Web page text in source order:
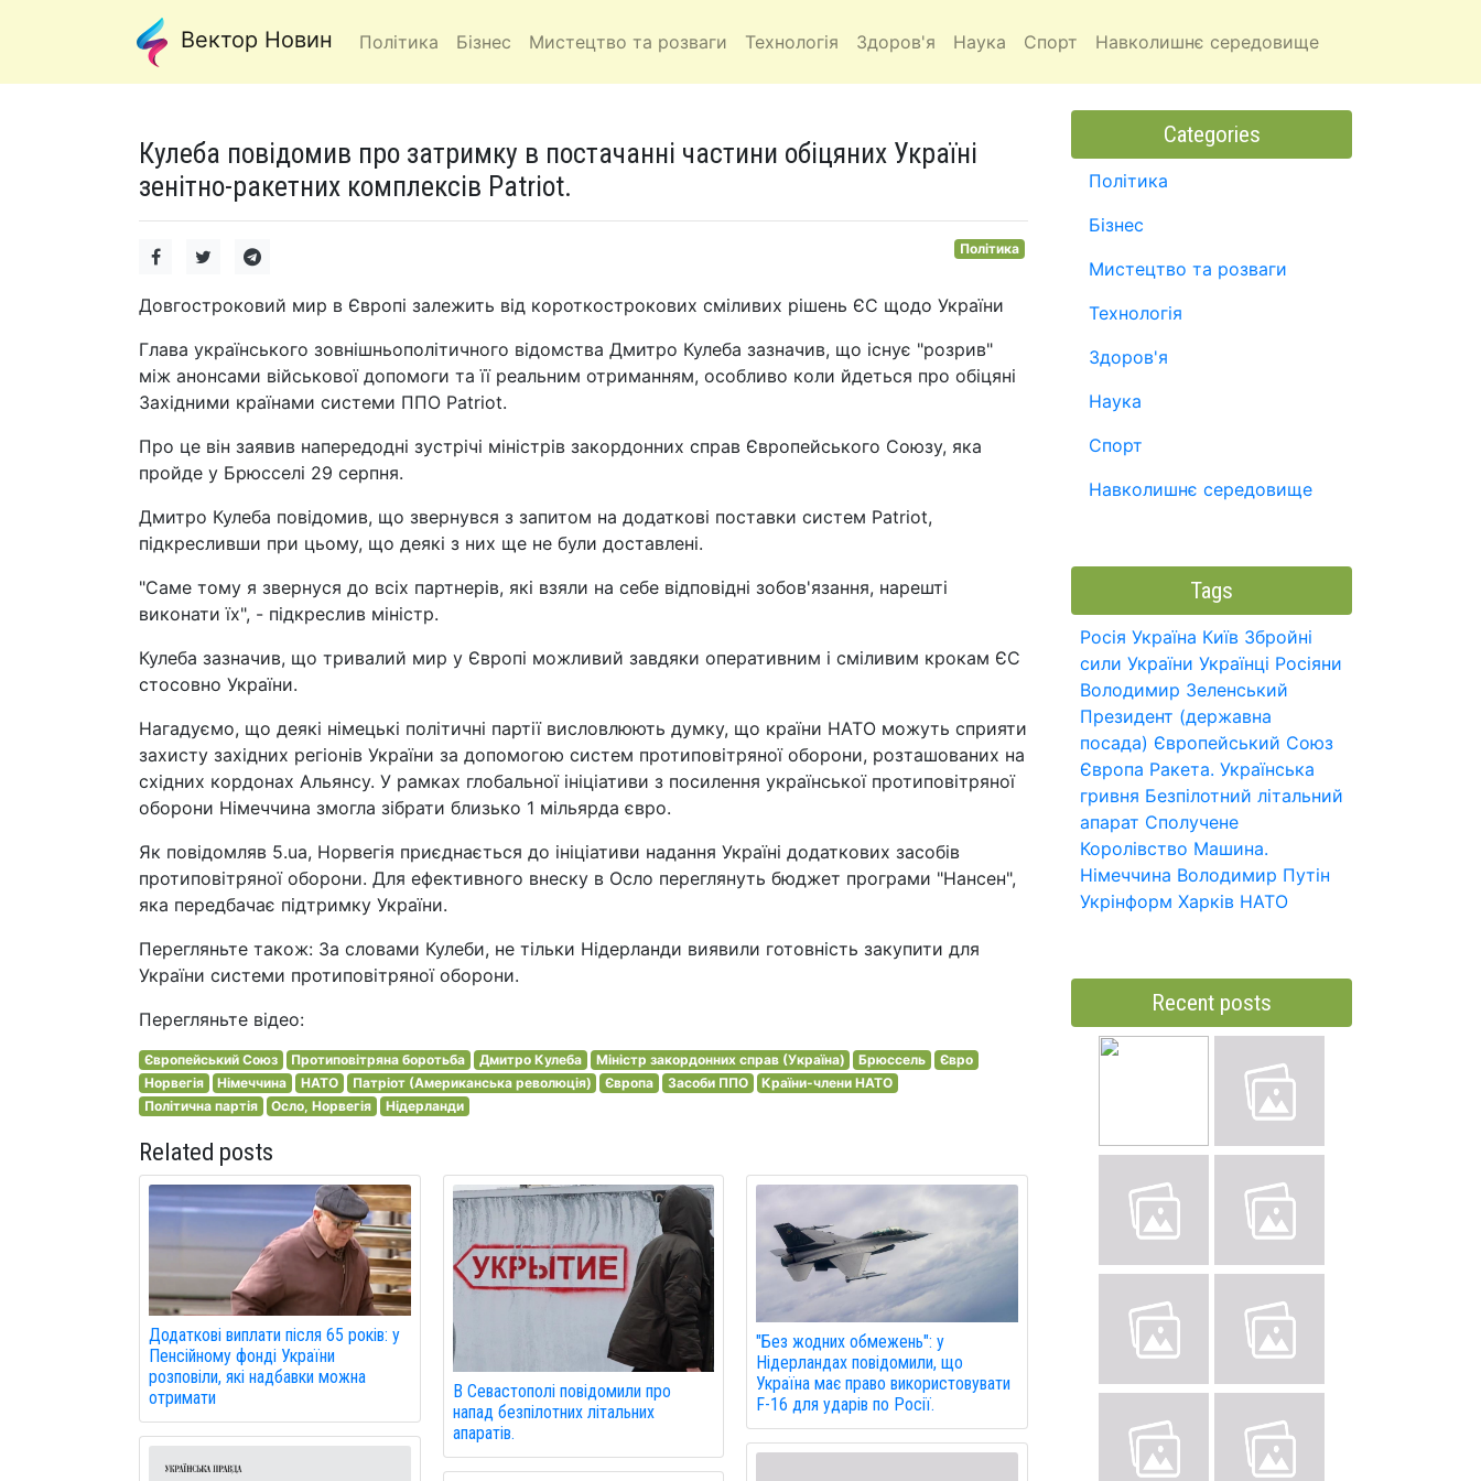
Вектор Новин Політика Бізнес Мистецтво та розваги Технологія Здоров'я Наука Спорт Навколишнє середовище
Кулеба повідомив про затримку в постачанні частини обіцяних Україні
зенітно-ракетних комплексів Patriot.
Політика
Довгостроковий мир в Європі залежить від короткострокових сміливих рішень ЄС щодо України
Глава українського зовнішньополітичного відомства Дмитро Кулеба зазначив, що існує "розрив"
між анонсами військової допомоги та її реальним отриманням, особливо коли йдеться про обіцяні
Західними країнами системи ППО Patriot.
Про це він заявив напередодні зустрічі міністрів закордонних справ Європейського Союзу, яка
пройде у Брюсселі 29 серпня.
Дмитро Кулеба повідомив, що звернувся з запитом на додаткові поставки систем Patriot,
підкресливши при цьому, що деякі з них ще не були доставлені.
"Саме тому я звернуся до всіх партнерів, які взяли на себе відповідні зобов'язання, нарешті
виконати їх", - підкреслив міністр.
Кулеба зазначив, що тривалий мир у Європі можливий завдяки оперативним і сміливим крокам ЄС
стосовно України.
Нагадуємо, що деякі німецькі політичні партії висловлюють думку, що країни НАТО можуть сприяти
захисту західних регіонів України за допомогою систем протиповітряної оборони, розташованих на
східних кордонах Альянсу. У рамках глобальної ініціативи з посилення української протиповітряної
оборони Німеччина змогла зібрати близько 1 мільярда євро.
Як повідомляв 5.ua, Норвегія приєднається до ініціативи надання Україні додаткових засобів
протиповітряної оборони. Для ефективного внеску в Осло переглянуть бюджет програми "Нансен",
яка передбачає підтримку України.
Перегляньте також: За словами Кулеби, не тільки Нідерланди виявили готовність закупити для
України системи протиповітряної оборони.
Перегляньте відео:
Європейський Союз Протиповітряна боротьба Дмитро Кулеба Міністр закордонних справ (Україна) Брюссель
Євро
Норвегія
Німеччина НАТО Патріот (Американська революція) Європа Засоби ППО
Країни-члени НАТО
Політична партія
Осло, Норвегія Нідерланди
Related posts
Додаткові виплати після 65 років: у
Пенсійному фонді України
розповіли, які надбавки можна
отримати
В Севастополі повідомили про
напад безпілотних літальних
апаратів.
"Без жодних обмежень": у
Нідерландах повідомили, що
Україна має право використовувати
F-16 для ударів по Росії.
Categories
Політика
Бізнес
Мистецтво та розваги
Технологія
Здоров'я
Наука
Спорт
Навколишнє середовище
Tags
Росія Україна Київ Збройні
сили України Українці Росіяни
Володимир Зеленський
Президент (державна
посада) Європейський Союз
Європа Ракета. Українська
гривня Безпілотний літальний
апарат Сполучене
Королівство Машина.
Німеччина Володимир Путін
Укрінформ Харків НАТО
Recent posts